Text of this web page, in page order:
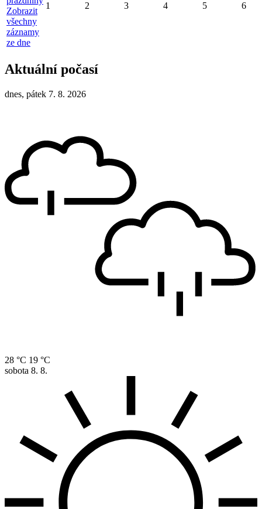
Zobrazit
všechny
záznamy
ze dne
1 2 3 4 5 6
Aktuální počasí
dnes, pátek 7. 8. 2026
28 °C 19 °C
sobota 8. 8.